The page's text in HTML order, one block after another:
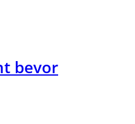
bevor